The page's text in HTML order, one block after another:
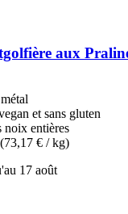
aux
et sans gluten
noix entières
(73,17 € / kg)
17 août